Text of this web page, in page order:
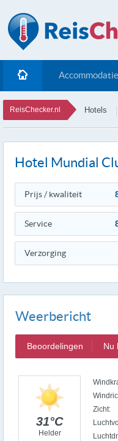
ReisChecker.nl Hotels
Hotel Mundial
Prijs / kwaliteit
Service
Verzorging
Weerbericht
Beoordelingen Nu
31°C
Helder
Zicht: